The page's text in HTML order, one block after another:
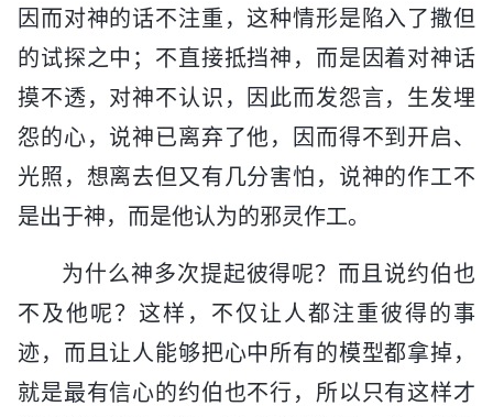
因而对神的话不注重，这种情形是陷入了撒但
的试探之中；不直接抵挡神，而是因着对神话
摸不透，对神不认识，因此而发怨言，生发埋
怨的心，说神已离弃了他，因而得不到开启、
光照，想离去但又有几分害怕，说神的作工不
是出于神，而是他认为的邪灵作工。
为什么神多次提起彼得呢？而且说约伯也
不及他呢？这样，不仅让人都注重彼得的事
迹，而且让人能够把心中所有的模型都拿掉，
就是最有信心的约伯也不行，所以只有这样才